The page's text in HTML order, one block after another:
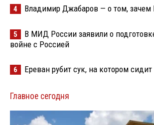
4 Владимир Джабаров — о том, зачем
5
В МИД России заявили о
войне с Россией
6 Ереван рубит сук, на котором сидит
Главное сегодня